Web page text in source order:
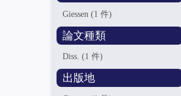
Giessen(1 件)
論文種類
Diss.(1 件)
出版地